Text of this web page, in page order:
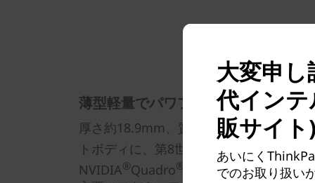
薄型軽量でパワフルなパフォーマン
厚さ約18.9mm、質量約1.47kgの薄型軽
トボディに、第8世代インテル
Core™ i7
NVIDIA®Quadro®
P520を搭載し、最大
大変申
代イン
販サイ
あいにく
でのお取り扱い